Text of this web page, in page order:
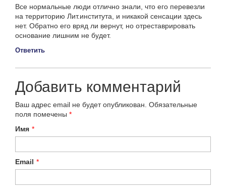
Все нормальные люди отлично знали, что его перевезли
на территорию Лит.института, и никакой сенсации здесь
нет. Обратно его вряд ли вернут, но отреставрировать
основание лишним не будет.
Ответить
Добавить комментарий
Ваш адрес email не будет опубликован. Обязательные
поля помечены *
Имя *
Email *